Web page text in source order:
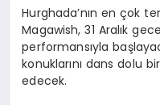
Hurghada’nın en çok
Magawish, 31 Aralık
performansıyla
konuklarını dans dolu
edecek.